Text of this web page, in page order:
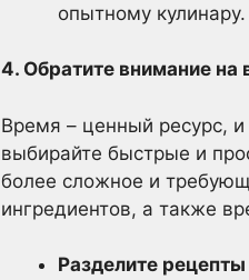
опытному кулинару.
4. Обратите внимание на
Время – ценный ресурс,
выбирайте быстрые и
более сложное и
ингредиентов, а также
Разделите